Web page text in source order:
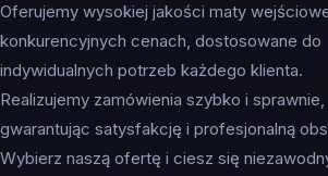
Oferujemy wysokiej jakości maty
konkurencyjnych cenach, dostosowane do
indywidualnych potrzeb każdego klienta.
Realizujemy zamówienia szybko i sprawnie,
gwarantując satysfakcję i profesjonalną
Wybierz naszą ofertę i ciesz się